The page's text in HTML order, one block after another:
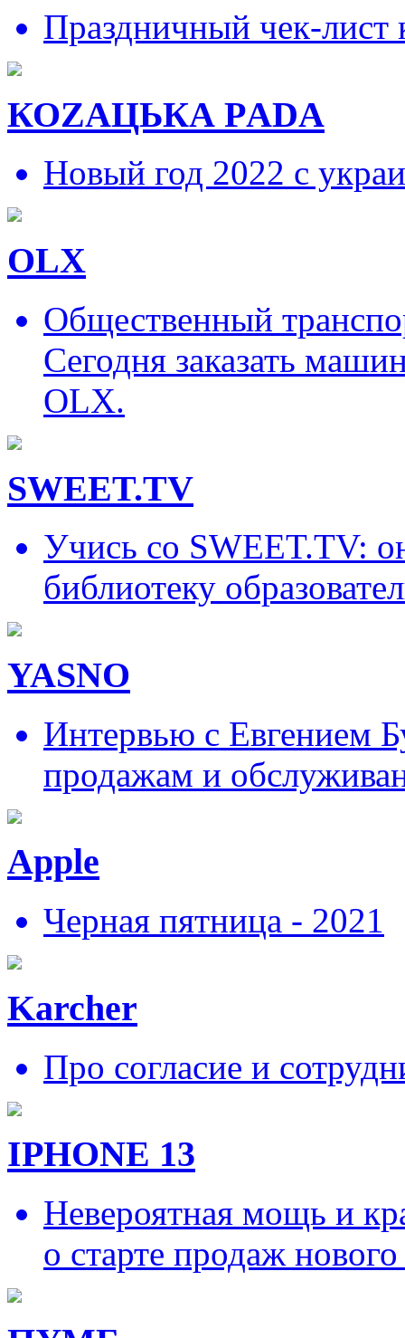
Праздничный чек-
КОZAЦЬКА РADA
Новый год 2022 с
OLX
Общественный
Сегодня заказать
OLX.
SWEET.TV
Учись со SWEET.TV:
библиотеку
YASNO
Интервью с Евгением
продажам и
Apple
Черная пятница - 2021
Karcher
Про согласие и
IPHONE 13
Невероятная мощь и
о старте продаж